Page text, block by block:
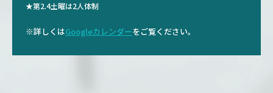
★第2.4土曜は2人体制
※詳しくはGoogleカレンダーをご覧ください。